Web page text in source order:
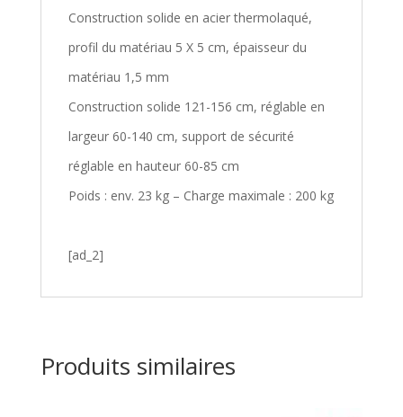
Construction solide en acier thermolaqué,
profil du matériau 5 X 5 cm, épaisseur du
matériau 1,5 mm
Construction solide 121-156 cm, réglable en
largeur 60-140 cm, support de sécurité
réglable en hauteur 60-85 cm
Poids : env. 23 kg – Charge maximale : 200 kg
[ad_2]
Produits similaires